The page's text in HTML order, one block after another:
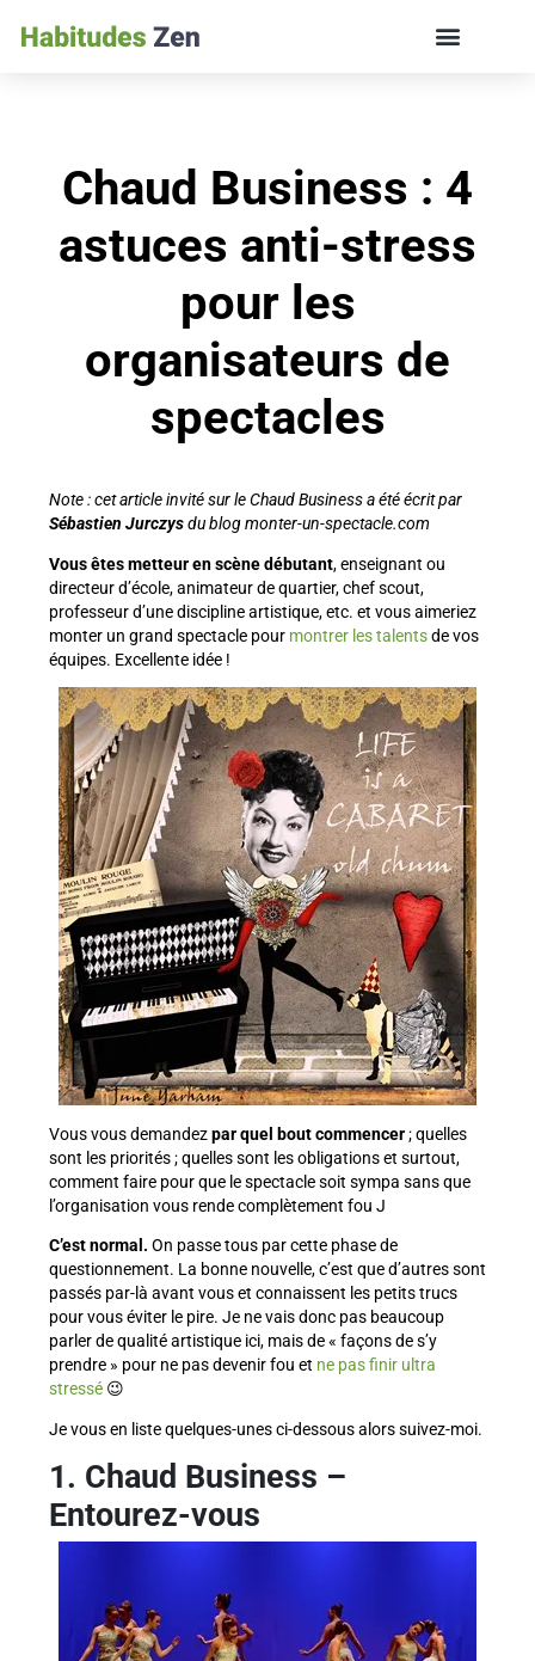
Chaud Business : 4
astuces anti-stress
pour les
organisateurs de
spectacles
Note : cet article invité sur le Chaud Business a été écrit par
Sébastien Jurczysdu blogmonter-un-spectacle.com
Vous êtes metteur en scène débutant, enseignant ou
directeur d’école, animateur de quartier, chef scout,
professeur d’une discipline artistique, etc. et vous aimeriez
monter un grand spectacle pour montrer les talentsde vos
équipes. Excellente idée !
Vous vous demandezpar quel bout commencer; quelles
sont les priorités ; quelles sont les obligations et surtout,
comment faire pour que le spectacle soit sympa sans que
l’organisation vous rende complètement fou J
C’est normal. On passe tous par cette phase de
questionnement. La bonne nouvelle, c’est que d’autres sont
passés par-là avant vous et connaissent les petits trucs
pour vous éviter le pire. Je ne vais donc pas beaucoup
parler de qualité artistique ici, mais de « façons de s’y
prendre » pour ne pas devenir fou et ne pas finir ultra
stressé😉
Je vous en liste quelques-unes ci-dessous alors suivez-moi.
1. Chaud Business –
Entourez-vous